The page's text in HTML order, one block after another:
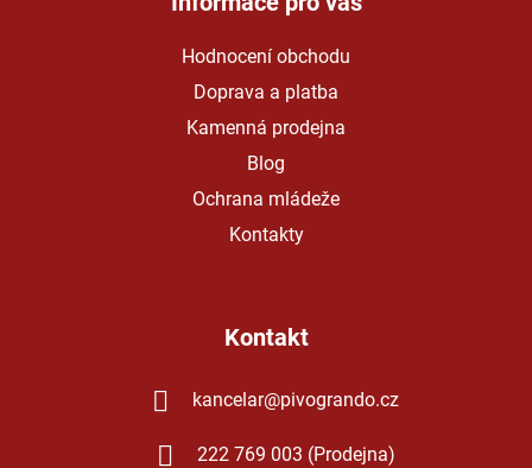
Hodnocení obchodu
Doprava a platba
Kamenná prodejna
Blog
Ochrana mládeže
Kontakty
Kontakt
kancelar@pivogrando.cz
222 769 003 (Prodejna)